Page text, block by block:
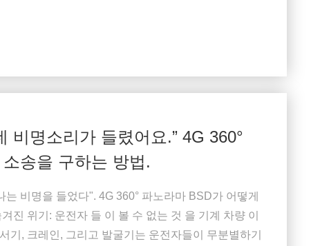
및 높은 거짓 경보 비율로 EU GSR, US FMCSA, ...
비명소리가 들렸어요.” 4G 360°
송을 구하는 방법.
비명을 들었다". 4G 360° 파노라마 BSD가 어떻게
진 위기: 운전자 들 이 볼 수 없는 것 을 기계 차량 이
기, 크레인, 그리고 발굴기는 운전자들이 무분별하기